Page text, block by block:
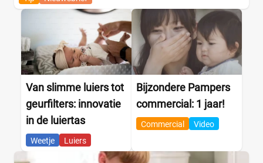
Van slimme luiers tot
geurfilters: innovatie
in de luiertas
Weetje Luiers
Bijzondere Pampers
commercial: 1 jaar!
Commercial Video